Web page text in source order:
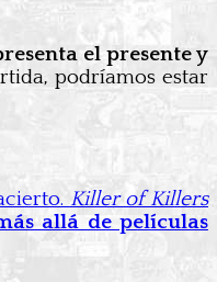
el presente y
podríamos estar
Killer of Killers
allá de películas